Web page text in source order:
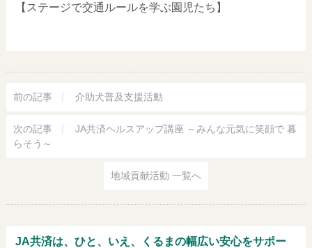
【ステージで交通ルールを学ぶ園児たち】
前の記事 介助犬普及支援活動
次の記事
JA共済ヘルスアップ講座 ～みんな元気に笑顔で 暮
らそう～
地域貢献活動 一覧へ
JA共済は、ひと、いえ、くるまの幅広い安心をサポー